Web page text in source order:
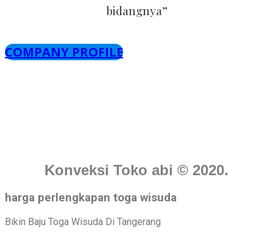
bidangnya”
COMPANY PROFILE
Konveksi Toko abi © 2020.
harga perlengkapan toga wisuda
Bikin Baju Toga Wisuda Di Tangerang